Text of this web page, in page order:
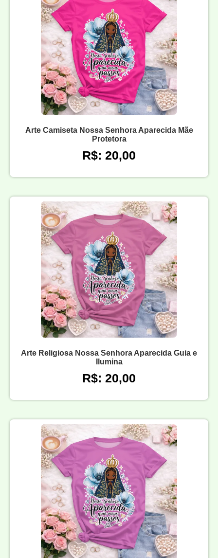
Arte Camiseta Nossa Senhora Aparecida Mãe
Protetora
R$: 20,00
Arte Religiosa Nossa Senhora Aparecida Guia e
Ilumina
R$: 20,00